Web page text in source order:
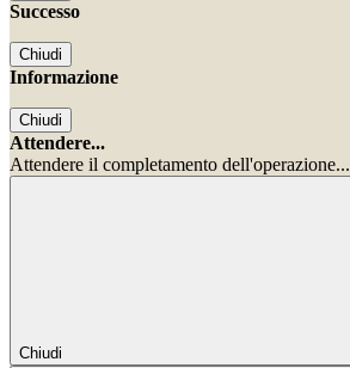
Successo
Chiudi
Informazione
Chiudi
Attendere...
Attendere il completamento dell'operazione...
Chiudi